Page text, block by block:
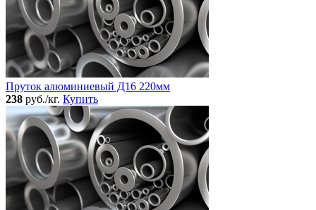
Пруток алюминиевый Д16 220мм
238 руб./кг. Купить